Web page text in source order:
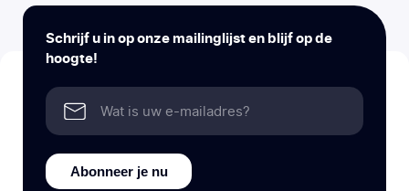
Schrijf u in op onze mailinglijst en blijf op de
hoogte!
Abonneer je nu